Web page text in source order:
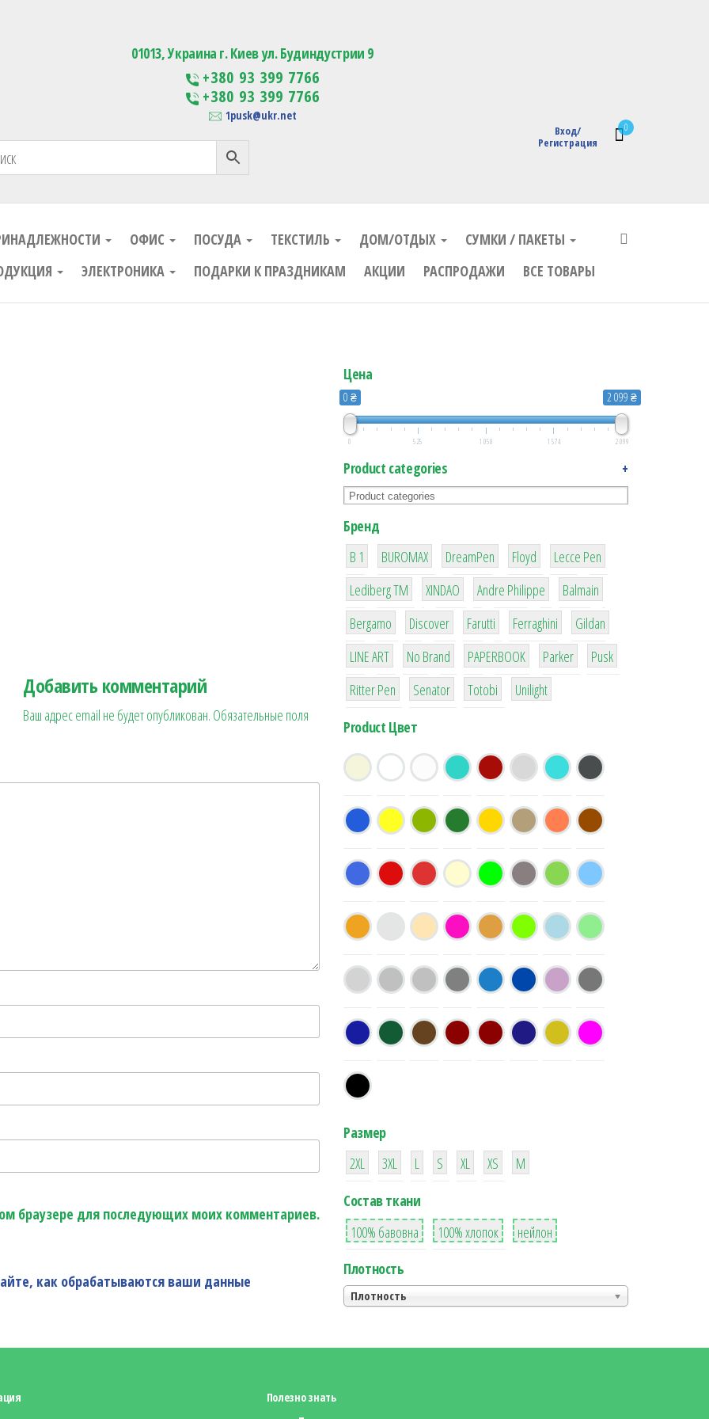
Изготовление сувенирной продукции с логотипом
0
Вход/
Регистрация
01013, Украина г. Киев ул. Будиндустрии 9
+380 93 399 7766
+380 93 399 7766
1pusk@ukr.net
ОФИС ПОСУДА ТЕКСТИЛЬ ДОМ/ОТДЫХ
СУМКИ / ПАКЕТЫ
ЭЛЕКТРОНИКА ПОДАРКИ К ПРАЗДНИКАМ АКЦИИ РАСПРОДАЖИ ВСЕ ТОВАРЫ
Добавить комментарий
Ваш адрес email не будет опубликован. Обязательные поля
браузере для последующих моих комментариев.
как обрабатываются ваши данные
Цена
0 ₴ 2 099 ₴
0 525 1 050 1 574 2 099
Product categories +
Бренд
B 1
1
BUROMAX
1
DreamPen
2
Floyd
2
Lecce Pen
3
Lediberg ТМ
3
XINDAO
1
Andre Philippe
4
Balmain
26
Bergamo
64
Discover
299
Farutti
4
Ferraghini
42
Gildan
4
LINE ART
90
No Brand
8
PAPERBOOK
6
Parker
2
Pusk
22
Ritter Pen
15
Senator
43
Totobi
1
Unilight
Product Цвет
Размер
38
2XL
16
3XL
42
L
42
S
42
XL XS
М
Состав ткани
8
100% бавовна
36
100% хлопок
2
нейлон
Плотность
Плотность
Полезно знать